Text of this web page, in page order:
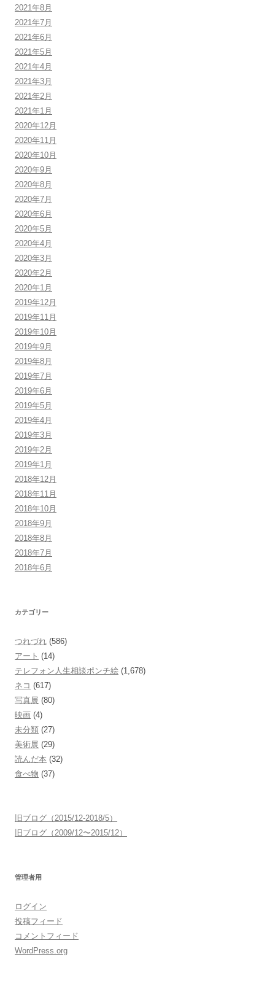
2021年8月
2021年7月
2021年6月
2021年5月
2021年4月
2021年3月
2021年2月
2021年1月
2020年12月
2020年11月
2020年10月
2020年9月
2020年8月
2020年7月
2020年6月
2020年5月
2020年4月
2020年3月
2020年2月
2020年1月
2019年12月
2019年11月
2019年10月
2019年9月
2019年8月
2019年7月
2019年6月
2019年5月
2019年4月
2019年3月
2019年2月
2019年1月
2018年12月
2018年11月
2018年10月
2018年9月
2018年8月
2018年7月
2018年6月
カテゴリー
つれづれ (586)
アート (14)
テレフォン人生相談ポンチ絵 (1,678)
ネコ (617)
写真展 (80)
映画 (4)
未分類 (27)
美術展 (29)
読んだ本 (32)
食べ物 (37)
旧ブログ（2015/12-2018/5）
旧ブログ（2009/12〜2015/12）
管理者用
ログイン
投稿フィード
コメントフィード
WordPress.org